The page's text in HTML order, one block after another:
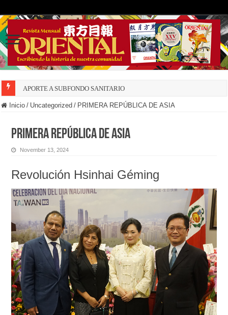
APORTE A SUBFONDO SANITARIO
Inicio / Uncategorized / PRIMERA REPÚBLICA DE ASIA
PRIMERA REPÚBLICA DE ASIA
November 13, 2024
Revolución Hsinhai Géming